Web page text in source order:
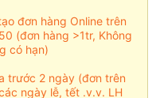
đơn hàng Online trên
(đơn hàng >1tr, Không
có hạn)
trước 2 ngày (đơn trên
ngày lễ, tết .v.v. LH